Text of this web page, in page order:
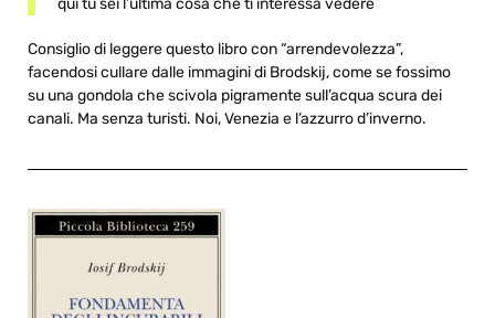
Consiglio di leggere questo libro con “arrendevolezza”,
facendosi cullare dalle immagini di Brodskij, come se fossimo
su una gondola che scivola pigramente sull’acqua scura dei
canali. Ma senza turisti. Noi, Venezia e l’azzurro d’inverno.